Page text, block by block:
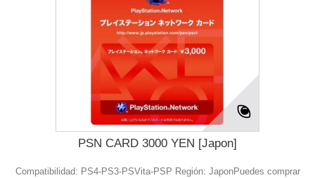
PSN CARD 3000 YEN [Japon]
Compatibilidad: PS4-PS3-PSVita-PSP Región: JaponPuedes comprar